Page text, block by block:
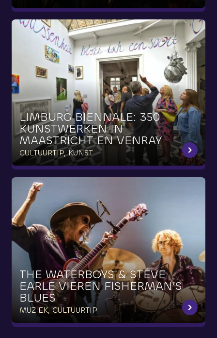
LIMBURG BIËNNALE: 350
KUNSTWERKEN IN
MAASTRICHT EN VENRAY
CULTUURTIP, KUNST
THE WATERBOYS & STEVE
EARLE VIEREN FISHERMAN’S
BLUES
MUZIEK, CULTUURTIP